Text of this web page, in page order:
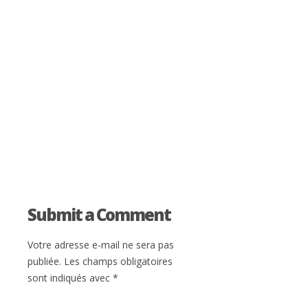
Submit a Comment
Votre adresse e-mail ne sera pas
publiée. Les champs obligatoires
sont indiqués avec *